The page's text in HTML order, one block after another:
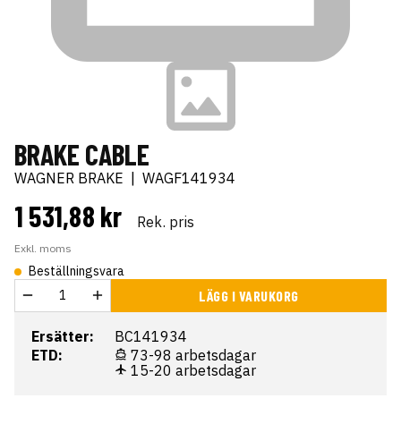
BRAKE CABLE
WAGNER BRAKE WAGF141934
1 531,88 kr Rek. pris
Exkl. moms
Beställningsvara
LÄGG I VARUKORG
Ersätter:
BC141934
ETD:
73-98 arbetsdagar
15-20 arbetsdagar